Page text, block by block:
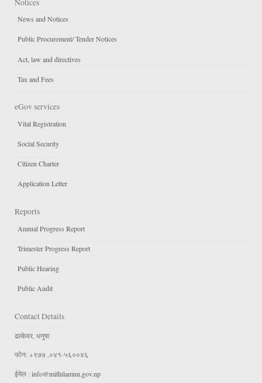
News and Notices
Public Procurement/ Tender Notices
Act, law and directives
Tax and Fees
eGov services
Vital Registration
Social Security
Citizen Charter
Application Letter
Reports
Annual Progress Report
Trimester Progress Report
Public Hearing
Public Audit
Contact Details
ढल्केवर, धनुषा
फोन: +९७७ ,०४१-५६००४६
ईमेल : info@mithilamun.gov.np